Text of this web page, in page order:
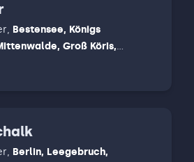
, Bestensee, Königs
Groß Köris,
, Berlin, Leegebruch,